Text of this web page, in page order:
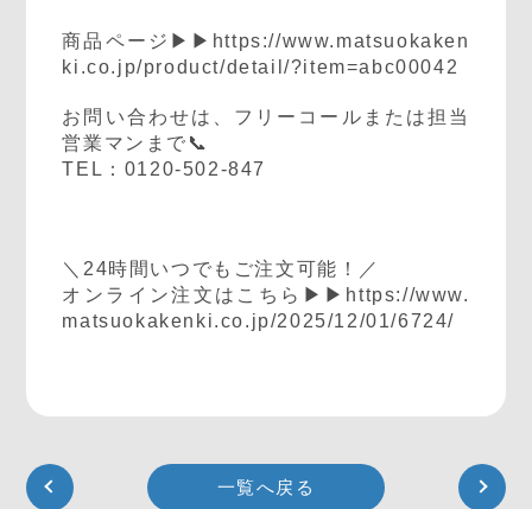
商品ページ▶▶ https://www.matsuokaken
ki.co.jp/product/detail/?item=abc00042
お問い合わせは、フリーコールまたは担当
営業マンまで📞
TEL：0120-502-847
＼24時間いつでもご注文可能！／
オンライン注文はこちら▶▶ https://www.
matsuokakenki.co.jp/2025/12/01/6724/
一覧へ戻る